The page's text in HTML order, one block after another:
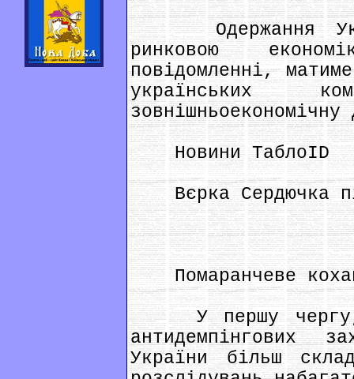
Одержання
ринковою
повідомленні,
українських
Новини ТаблоID
Вєрка Сердючка
Помаранчеве
У першу чергу,
антидемпінгових
України більш